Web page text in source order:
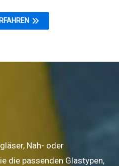
Nah- oder
die passenden Glastypen,